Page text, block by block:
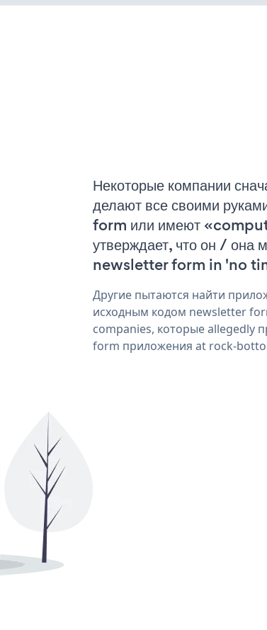
Некоторые компании
делают все своими
form или имеют
утверждает, что он / она
newsletter form in 'no
Другие пытаются найти
исходным кодом newsletter
companies, которые allegedly
form приложения at rock-